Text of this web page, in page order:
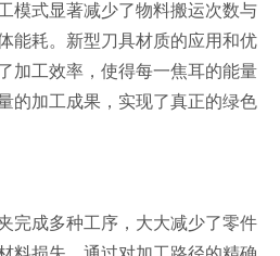
模式显著减少了物料搬运次数与
能耗。新型刀具材质的应用和优
加工效率，使得每一焦耳的能量
的加工成果，实现了真正的绿色
成多种工序，大大减少了零件